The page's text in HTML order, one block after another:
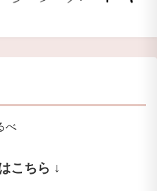
べ
こちら ↓